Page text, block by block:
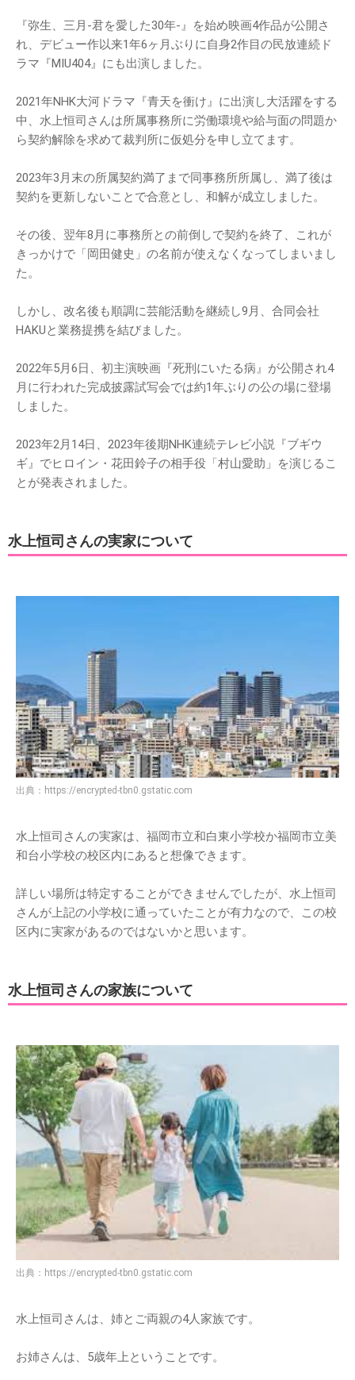
『弥生、三月-君を愛した30年-』を始め映画4作品が公開さ
れ、デビュー作以来1年6ヶ月ぶりに自身2作目の民放連続ド
ラマ『MIU404』にも出演しました。
2021年NHK大河ドラマ『青天を衝け』に出演し大活躍をする
中、水上恒司さんは所属事務所に労働環境や給与面の問題か
ら契約解除を求めて裁判所に仮処分を申し立てます。
2023年3月末の所属契約満了まで同事務所所属し、満了後は
契約を更新しないことで合意とし、和解が成立しました。
その後、翌年8月に事務所との前倒しで契約を終了、これが
きっかけで「岡田健史」の名前が使えなくなってしまいまし
た。
しかし、改名後も順調に芸能活動を継続し9月、合同会社
HAKUと業務提携を結びました。
2022年5月6日、初主演映画『死刑にいたる病』が公開され4
月に行われた完成披露試写会では約1年ぶりの公の場に登場
しました。
2023年2月14日、2023年後期NHK連続テレビ小説『ブギウ
ギ』でヒロイン・花田鈴子の相手役「村山愛助」を演じるこ
とが発表されました。
水上恒司さんの実家について
出典： https://encrypted-tbn0.gstatic.com
水上恒司さんの実家は、福岡市立和白東小学校か福岡市立美
和台小学校の校区内にあると想像できます。
詳しい場所は特定することができませんでしたが、水上恒司
さんが上記の小学校に通っていたことが有力なので、この校
区内に実家があるのではないかと思います。
水上恒司さんの家族について
出典： https://encrypted-tbn0.gstatic.com
水上恒司さんは、姉とご両親の4人家族です。
お姉さんは、5歳年上ということです。